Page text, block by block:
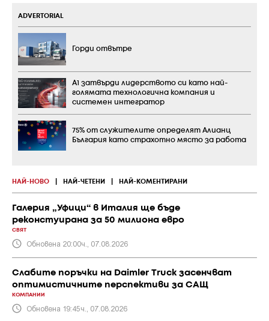
НАЙ-НОВО НАЙ-ЧЕТЕНИ НАЙ-КОМЕНТИРАНИ
Галерия „Уфици“ в Италия ще бъде
реконстуирана за 50 милиона евро
СВЯТ
Обновена 20:00ч., 07.08.2026
Слабите поръчки на Daimler Truck засенчват
оптимистичните перспективи за САЩ
КОМПАНИИ
Обновена 19:45ч., 07.08.2026
ADVERTORIAL
Горди отвътре
А1 затвърди лидерството си като най-
голямата технологична компания и
системен интегратор
75% от служителите определят Алианц
България като страхотно място за работа